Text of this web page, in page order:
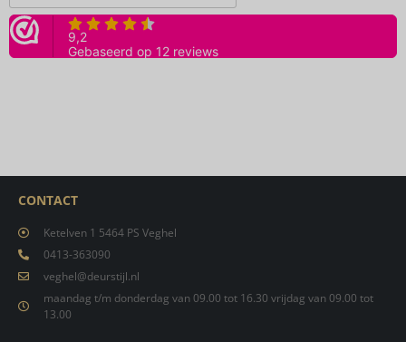
CONTACT
Ketelven 1 5464 PS Veghel
0413-363090
veghel@deurstijl.nl
maandag t/m donderdag van 09.00 tot 16.30 vrijdag van 09.00 tot
13.00